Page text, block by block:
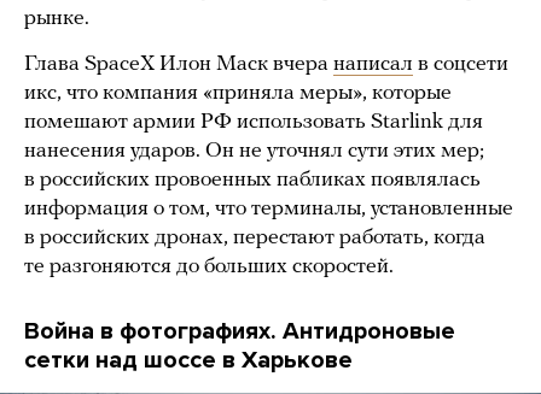
рынке.
Глава SpaceX Илон Маск вчера написал в соцсети
икс, что компания «приняла меры», которые
помешают армии РФ использовать Starlink для
нанесения ударов. Он не уточнял сути этих мер;
в российских провоенных пабликах появлялась
информация о том, что терминалы, установленные
в российских дронах, перестают работать, когда
те разгоняются до больших скоростей.
Война в фотографиях. Антидроновые
сетки над шоссе в Харькове